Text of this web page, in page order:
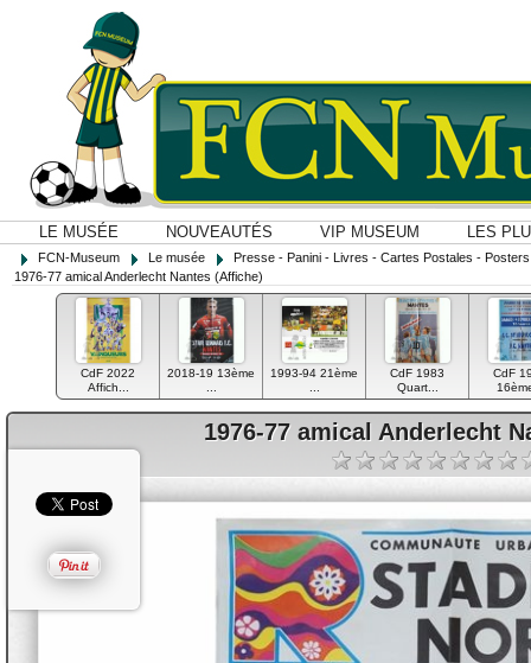
LE MUSÉE NOUVEAUTÉS VIP MUSEUM LES
FCN-Museum Le musée
Presse - Panini - Livres - Cartes Postales -
1976-77 amical Anderlecht Nantes (Affiche)
CdF 2022
Affich...
2018-19 13ème
1993-94 21ème
CdF 1983
Quart...
CdF
1976-77 amical Anderlecht